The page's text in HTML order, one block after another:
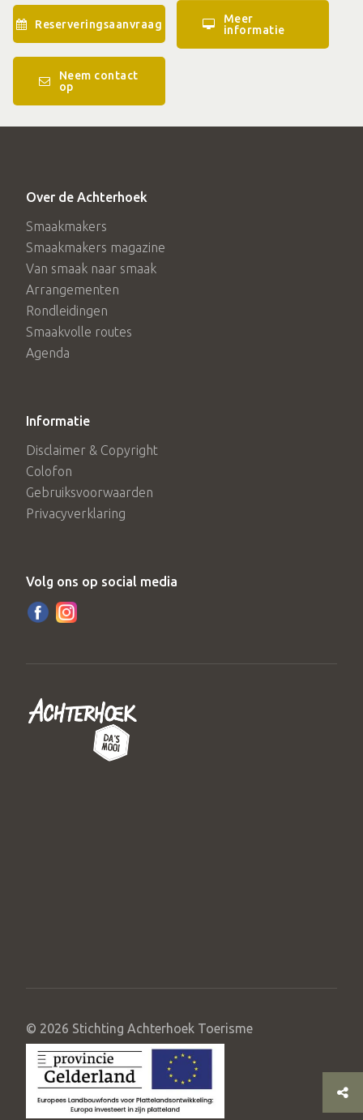
Reserveringsaanvraag
Meer
informatie
Neem contact
op
Over de Achterhoek
Smaakmakers
Smaakmakers magazine
Van smaak naar smaak
Arrangementen
Rondleidingen
Smaakvolle routes
Agenda
Informatie
Disclaimer & Copyright
Colofon
Gebruiksvoorwaarden
Privacyverklaring
Volg ons op social media
© 2026 Stichting Achterhoek Toerisme